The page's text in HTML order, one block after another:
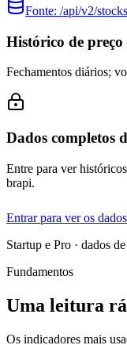
Fonte: /api/v2/
Histórico de
Fechamentos diários;
Dados completos
Entre para ver
brapi.
Entrar para ver os dados
Startup e Pro · dados
Fundamentos
Uma leitura
Os indicadores mais